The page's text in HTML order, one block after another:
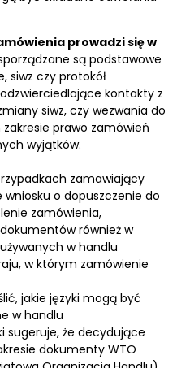
prowadzi się w
są podstawowe
siwz czy protokół
kontakty z
siwz, czy wezwania do
prawo zamówień
wyjątków.
zamawiający
wniosku o dopuszczenie do
zamówienia,
również w
w handlu
w którym zamówienie
jakie języki mogą być
w handlu
sugeruje, że decydujące
dokumenty WTO